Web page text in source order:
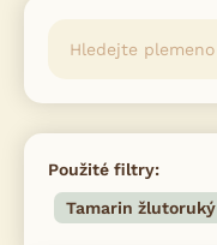
Použité filtry:
Tamarin žlutoruký